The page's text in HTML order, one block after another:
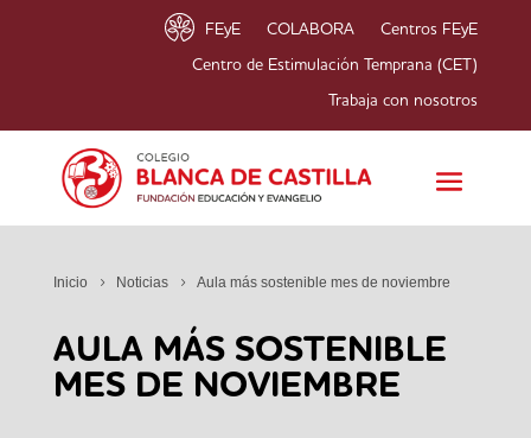
FEyE COLABORA Centros FEyE
Centro de Estimulación Temprana (CET)
Trabaja con nosotros
Inicio Noticias Aula más sostenible mes de noviembre
AULA MÁS SOSTENIBLE
MES DE NOVIEMBRE